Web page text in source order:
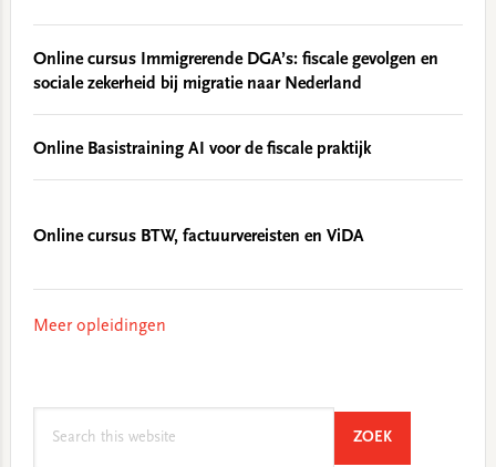
Online cursus Immigrerende DGA’s: fiscale gevolgen en
sociale zekerheid bij migratie naar Nederland
Online Basistraining AI voor de fiscale praktijk
Online cursus BTW, factuurvereisten en ViDA
Meer opleidingen
ZOEKSEARCH